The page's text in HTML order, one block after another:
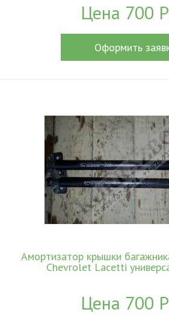
Цена 700
Оформить
Амортизатор крышки
Chevrolet Lacetti
Цена 700